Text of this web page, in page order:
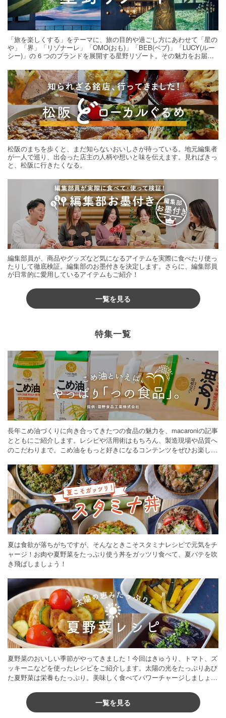
「旅を楽しくする」をテーマに、旅の目的や過ごし方にあわせて「星の
や」「界」「リゾナーレ」「OMO(おも)」「BEB(ベブ)」「LUCY(ルー
シー)」の 6 つのブランドを展開する星野リゾート。その魅力をお届け
松阪のまちを歩くと、まだ知らないおいしさが待っている。地元編集者
が一人で巡り、出会った店主の人柄や想いと味を伝えます。見ればきっ
と、松阪に行きたくなる。
編集部員が、商品やグッズなど気になるアイテムを実際に食べたり使っ
たりして徹底検証。編集部のお墨付きを決定します。さらに、編集部員
が日常的に愛用しているアイテムもご紹介！
一覧を見る
特集一覧
長年こめ油づくりに向き合ってきたつの食品の魅力を、macaroniの記事
とともにご紹介します。レシピや活用術はもちろん、製造現場や品質へ
のこだわりまで。こめ油をもっと好きになるコンテンツをぜひお楽しみ
夏は食欲が落ちがちですが、そんなときこそスタミナレシピで元気をチ
ャージ！お肉や夏野菜をたっぷり使う丼をガッツリ食べて、夏バテを吹
き飛ばしましょう！
夏野菜のおいしい季節がやってきました！今回はきゅうり、トマト、ズ
ッキーニなどを使ったレシピをご紹介します。太陽の光をたっぷりあび
た夏野菜は栄養もたっぷり。美味しく食べてパワーチャージしましょう
一覧を見る